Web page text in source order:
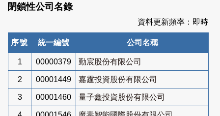
閉鎖性公司名錄
資料更新頻率：即時
序號 統一編號 公司名稱
1 00000379 勤宸股份有限公司
2 00001449 嘉霆投資股份有限公司
3 00001460 量子鑫投資股份有限公司